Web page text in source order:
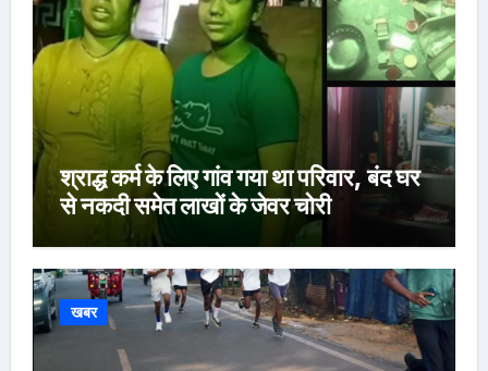
श्राद्ध कर्म के लिए गांव गया था परिवार, बंद घर
से नकदी समेत लाखों के जेवर चोरी
खबर